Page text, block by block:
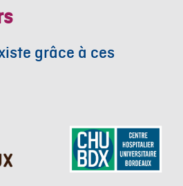
grâce à ces